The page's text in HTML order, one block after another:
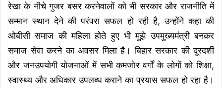
रेखा के नीचे गुजर बसर करनेवालों को भी सरकार और राजनीति में
सम्मान स्थान देने की परंपरा सफल हो रही है, उन्होंने कहा की
ओबीसी समाज की महिला होते हुए भी मुझे उपमुख्यमंत्री बनकर
समाज सेवा करने का अवसर मिला है। बिहार सरकार की दूरदर्शी
और जनउपयोगी योजनाओं में सभी कमजोर वर्गों के लोगों को शिक्षा,
स्वास्थ्य और अधिकार उपलब्ध कराने का प्रयास सफल हो रहा है।